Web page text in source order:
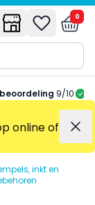
0
9/10
online of
inkt en